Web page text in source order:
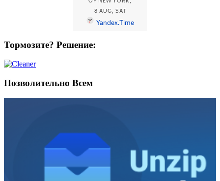
Тормозите? Решение:
Позволительно Всем